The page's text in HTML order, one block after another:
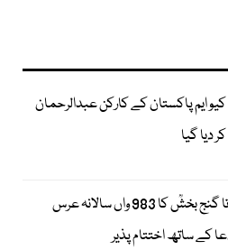
کیو ایم پاکستان کے کارکن عبدالرحمان
دیا گیا
حضرت داتا گنج بخشؒ کا 983 واں سالانہ عرس
کے ساتھ اختتام پذیر